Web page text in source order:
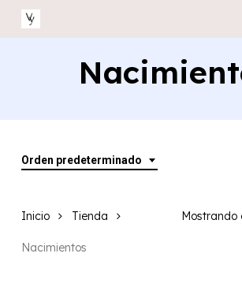
Orden predeterminado
Mostrando
Inicio Tienda
Nacimientos